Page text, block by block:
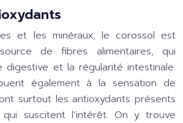
et les minéraux, le corossol est
de fibres alimentaires, qui
digestive et la régularité intestinale.
également à la sensation de
surtout les antioxydants présents
suscitent l’intérêt. On y trouve